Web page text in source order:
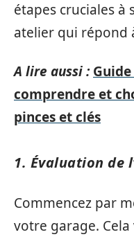
étapes cruciales à
atelier qui répond
A lire aussi :
comprendre et
pinces et clés
1. Évaluation de
Commencez par
votre garage.